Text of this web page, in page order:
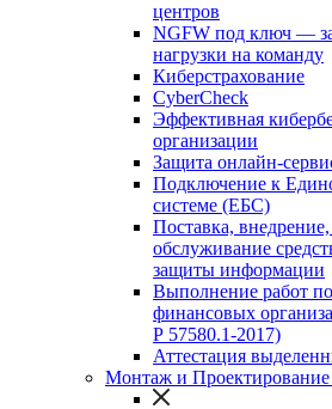
центров
NGFW под ключ —
нагрузки на команду
Киберстрахование
CyberCheck
Эффективная
организации
Защита онлайн-
Подключение к
системе (ЕБС)
Поставка,
обслуживание
защиты информации
Выполнение работ
финансовых
Р 57580.1-2017)
Аттестация
Монтаж и